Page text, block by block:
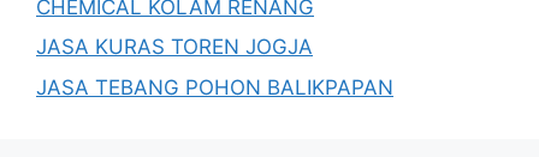
CHEMICAL KOLAM RENANG
JASA KURAS TOREN JOGJA
JASA TEBANG POHON BALIKPAPAN